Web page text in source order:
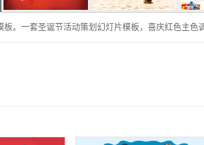
板。一套圣诞节活动策划幻灯片模板，喜庆红色主色